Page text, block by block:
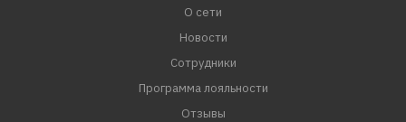
О сети
Новости
Сотрудники
Программа лояльности
Отзывы